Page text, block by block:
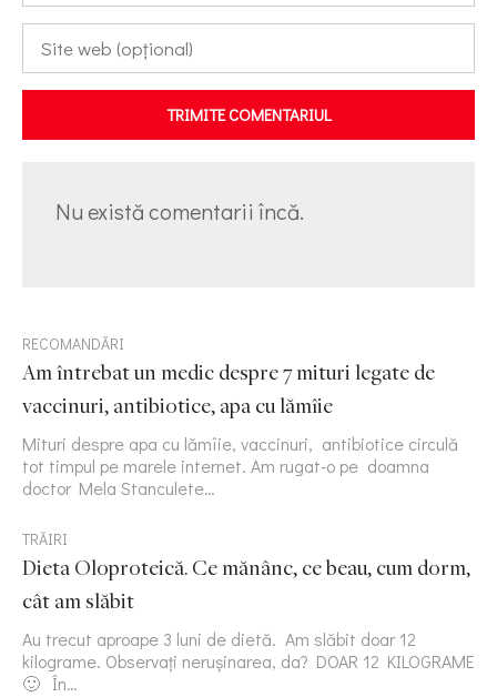
TRIMITE COMENTARIUL
Nu există comentarii încă.
RECOMANDĂRI
Am întrebat un medic despre 7 mituri legate de
vaccinuri, antibiotice, apa cu lămîie
Mituri despre apa cu lămîie, vaccinuri, antibiotice circulă
tot timpul pe marele internet. Am rugat-o pe doamna
doctor Mela Stanculete…
TRĂIRI
Dieta Oloproteică. Ce mănânc, ce beau, cum dorm,
cât am slăbit
Au trecut aproape 3 luni de dietă. Am slăbit doar 12
kilograme. Observați nerușinarea, da? DOAR 12 KILOGRAME
🙂 În…